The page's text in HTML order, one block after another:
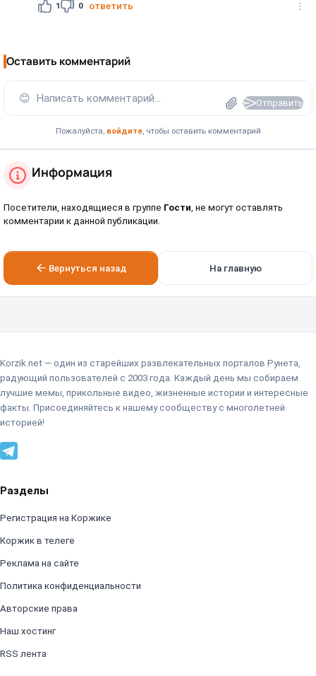
1 0 ответить
Оставить комментарий
😊 Написать комментарий... Отправить
Пожалуйста, войдите, чтобы оставить комментарий
Информация
Посетители, находящиеся в группе Гости, не могут оставлять
комментарии к данной публикации.
Вернуться назад На главную
Korzik.net — один из старейших развлекательных порталов Рунета,
радующий пользователей с 2003 года. Каждый день мы собираем
лучшие мемы, прикольные видео, жизненные истории и интересные
факты. Присоединяйтесь к нашему сообществу с многолетней
историей!
Разделы
Регистрация на Коржике
Коржик в телеге
Реклама на сайте
Политика конфиденциальности
Авторские права
Наш хостинг
RSS лента